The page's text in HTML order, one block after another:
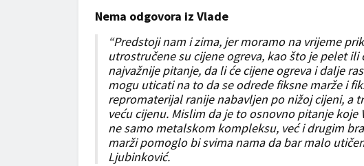
Nema odgovora iz Vlade
“Predstoji nam i zima, jer moramo na vrijeme
utrostručene su cijene ogreva, kao što je pelet
najvažnije pitanje, da li će cijene ogreva i dalje
mogu uticati na to da se odrede fiksne marže i
repromaterijal ranije nabavljen po nižoj cijeni, a
veću cijenu. Mislim da je to osnovno pitanje
ne samo metalskom kompleksu, već i drugim
marži pomoglo bi svima nama da bar malo
Ljubinković.